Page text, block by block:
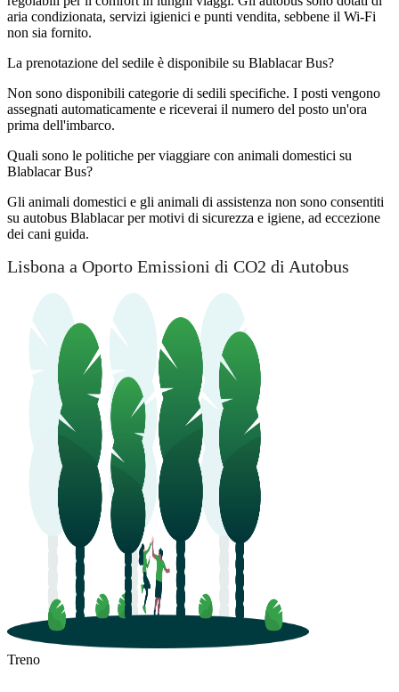
aria condizionata, servizi igienici e punti vendita, sebbene il Wi-Fi
non sia fornito.
La prenotazione del sedile è disponibile su Blablacar Bus?
Non sono disponibili categorie di sedili specifiche. I posti vengono
assegnati automaticamente e riceverai il numero del posto un'ora
prima dell'imbarco.
Quali sono le politiche per viaggiare con animali domestici su
Blablacar Bus?
Gli animali domestici e gli animali di assistenza non sono consentiti
su autobus Blablacar per motivi di sicurezza e igiene, ad eccezione
dei cani guida.
Lisbona a Oporto Emissioni di CO2 di Autobus
Treno